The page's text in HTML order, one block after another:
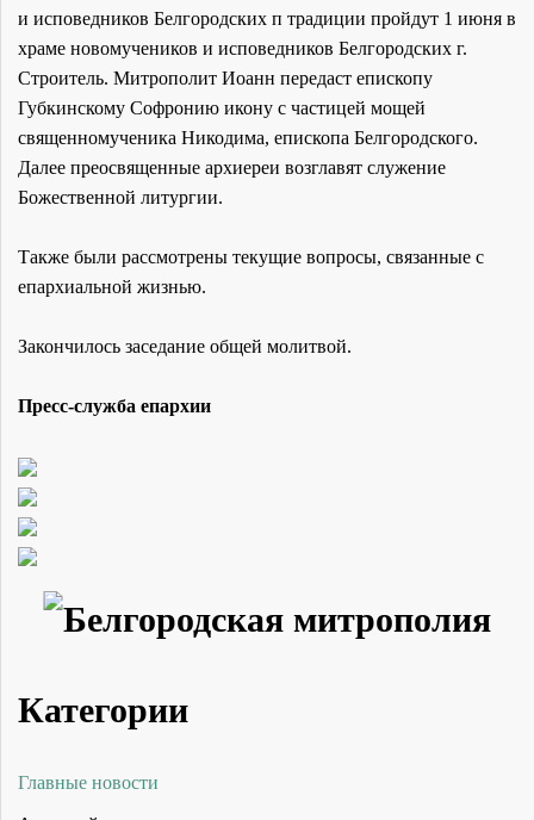
и исповедников Белгородских п традиции пройдут 1 июня в
храме новомучеников и исповедников Белгородских г.
Строитель. Митрополит Иоанн передаст епископу
Губкинскому Софронию икону с частицей мощей
священномученика Никодима, епископа Белгородского.
Далее преосвященные архиереи возглавят служение
Божественной литургии.
Также были рассмотрены текущие вопросы, связанные с
епархиальной жизнью.
Закончилось заседание общей молитвой.
Пресс-служба епархии
Категории
Главные новости